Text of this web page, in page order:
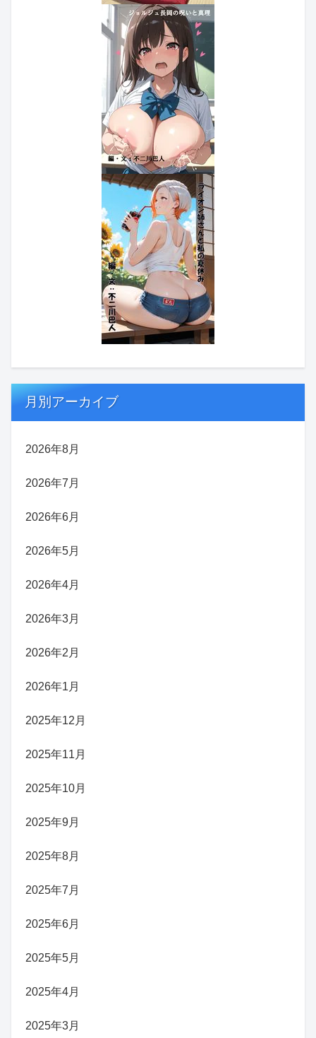
月別アーカイブ
2026年8月
2026年7月
2026年6月
2026年5月
2026年4月
2026年3月
2026年2月
2026年1月
2025年12月
2025年11月
2025年10月
2025年9月
2025年8月
2025年7月
2025年6月
2025年5月
2025年4月
2025年3月